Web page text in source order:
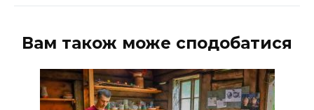
Вам також може сподобатися